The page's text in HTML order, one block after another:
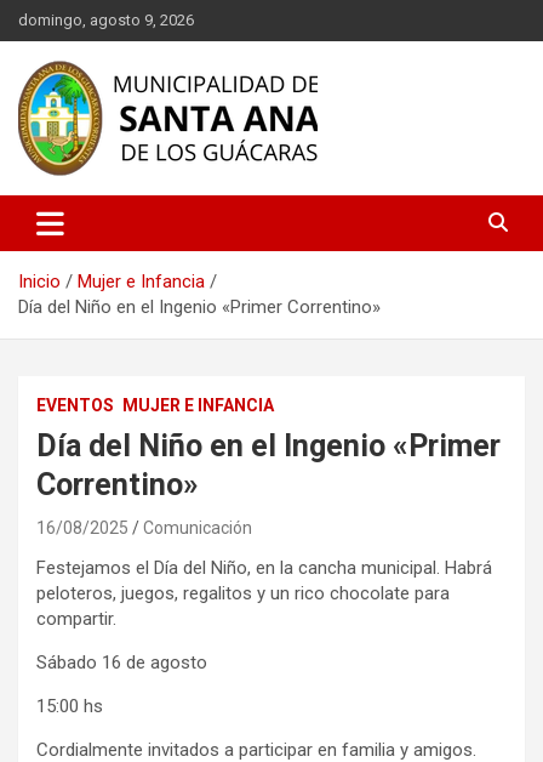
Saltar
al
contenido
domingo, agosto 9, 2026
Municipalidad de Santa Ana de
los Guácaras
cultura y naturaleza en Corrientes. Información oficial sobre
eventos, turismo, servicios municipales y más. ¡Conéctate con
Inicio
Mujer e Infancia
Día del Niño en el Ingenio «Primer Correntino»
EVENTOS MUJER E INFANCIA
Día del Niño en el Ingenio «Primer
Correntino»
16/08/2025 Comunicación
Festejamos el Día del Niño, en la cancha municipal. Habrá
peloteros, juegos, regalitos y un rico chocolate para
compartir.
Sábado 16 de agosto
15:00 hs
Cordialmente invitados a participar en familia y amigos.